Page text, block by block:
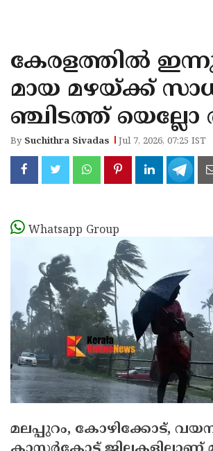
KANNUR
KASARAGOD
കേരളത്തില്‍
മായ മഴയ്ക്ക്
ഞ്ചിടത്ത് യെല്ലോ
By Suchithra Sivadas Jul 7, 2026, 07:25 IST
Whatsapp Group
മലപ്പുറം, കോഴിക്കോട്,